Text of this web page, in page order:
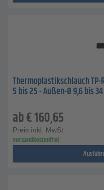
Thermoplastikschlauch TP-
5 bis 25 - Außen-Ø 9,6 bis
ab€160,65
Preis inkl. MwSt.
versandkostenfrei